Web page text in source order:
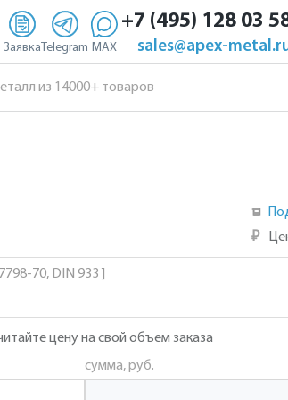
Заявка Telegram MAX
+7 (495) 128 03
sales@apex-
₽
70, DIN 933 ]
цену на свой объем заказа
сумма, руб.